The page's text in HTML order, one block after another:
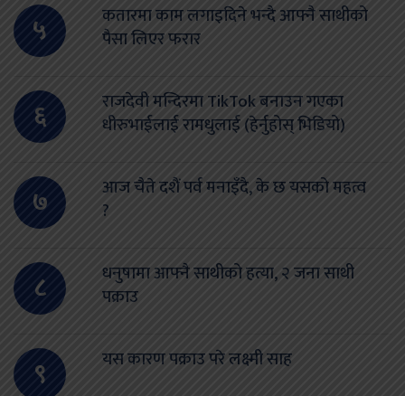
५
कतारमा काम लगाइदिने भन्दै आफ्नै साथीको
पैसा लिएर फरार
६
राजदेवी मन्दिरमा TikTok बनाउन गएका
धीरुभाईलाई रामधुलाई (हेर्नुहोस् भिडियो)
७
आज चैते दशैं पर्व मनाइँदै, के छ यसको महत्व
?
८
धनुषामा आफ्नै साथीको हत्या, २ जना साथी
पक्राउ
९ यस कारण पक्राउ परे लक्ष्मी साह